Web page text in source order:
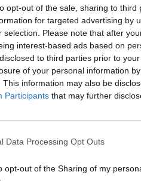
opt-out of the sale, sharing to
for targeted advertising by
selection. Please note that after
interest-based ads based on
to third parties prior to
of your personal information
This information may also be
Participants that may further
Data Processing Opt Outs
opt-out of the Sharing of my
invisibili che le
giorno. Un
e scienza,
di Lilly durante
da
di Zenith